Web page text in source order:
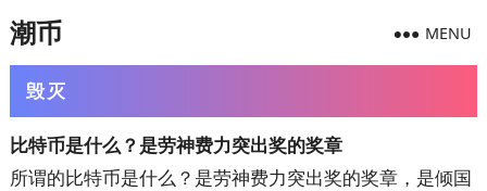
潮币 MENU
毁灭
比特币是什么？是劳神费力突出奖的奖章
所谓的比特币是什么？是劳神费力突出奖的奖章，是倾国